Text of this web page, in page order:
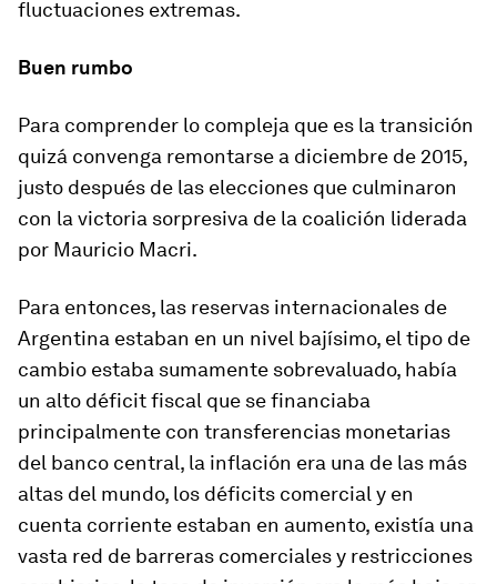
fluctuaciones extremas.
Buen rumbo
Para comprender lo compleja que es la transición
quizá convenga remontarse a diciembre de 2015,
justo después de las elecciones que culminaron
con la victoria sorpresiva de la coalición liderada
por Mauricio Macri.
Para entonces, las reservas internacionales de
Argentina estaban en un nivel bajísimo, el tipo de
cambio estaba sumamente sobrevaluado, había
un alto déficit fiscal que se financiaba
principalmente con transferencias monetarias
del banco central, la inflación era una de las más
altas del mundo, los déficits comercial y en
cuenta corriente estaban en aumento, existía una
vasta red de barreras comerciales y restricciones